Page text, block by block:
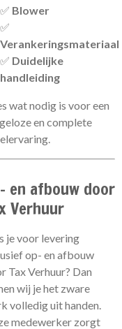
✅ Blower
✅
Verankeringsmateriaal
✅ Duidelijke
handleiding
wat nodig is voor een
en complete
en afbouw door
Verhuur
je voor levering
op- en afbouw
Tax Verhuur? Dan
wij je het zware
volledig uit handen.
medewerker zorgt